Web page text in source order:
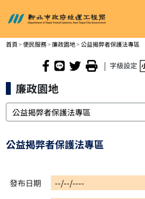
進入內容區塊
新北市政府捷運工程局
首頁 便民服務 廉政園地 公益揭弊者保護法專區
| 字級設定
廉政園地
公益揭弊者保護法專區
公益揭弊者保護法專區
發布日期